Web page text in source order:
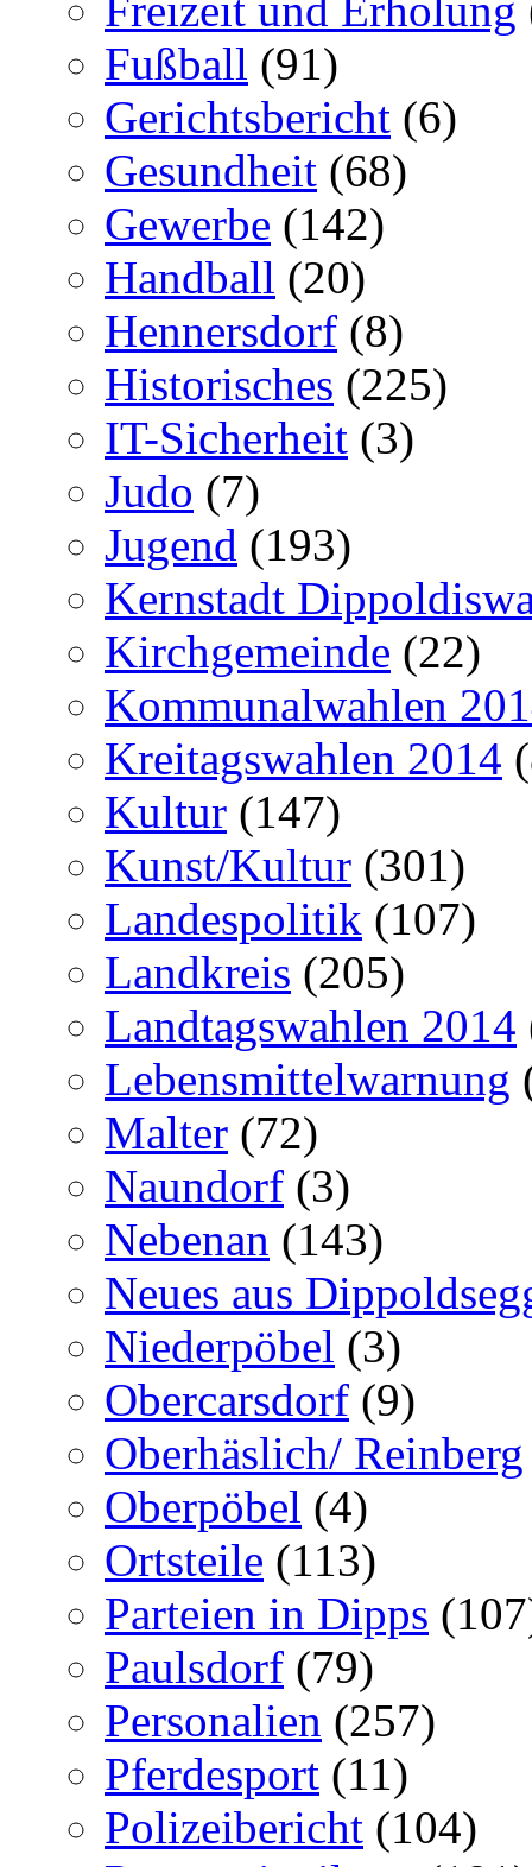
Fußball (91)
Gerichtsbericht (6)
Gesundheit (68)
Gewerbe (142)
Handball (20)
Hennersdorf (8)
Historisches (225)
IT-Sicherheit (3)
Judo (7)
Jugend (193)
Kernstadt
Kirchgemeinde (22)
Kommunalwahlen
Kreitagswahlen 2014
Kultur (147)
Kunst/Kultur (301)
Landespolitik (107)
Landkreis (205)
Landtagswahlen 2014
Lebensmittelwarnung
Malter (72)
Naundorf (3)
Nebenan (143)
Neues aus
Niederpöbel (3)
Obercarsdorf (9)
Oberhäslich/ Reinberg
Oberpöbel (4)
Ortsteile (113)
Parteien in Dipps
Paulsdorf (79)
Personalien (257)
Pferdesport (11)
Polizeibericht (104)